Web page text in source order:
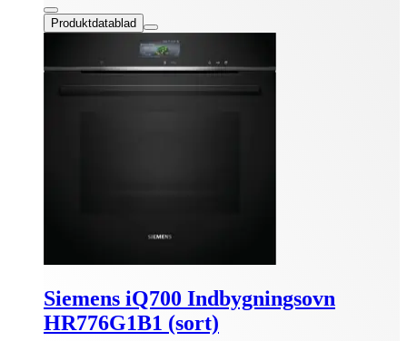
Produktdatablad
Siemens iQ700 Indbygningsovn
HR776G1B1 (sort)